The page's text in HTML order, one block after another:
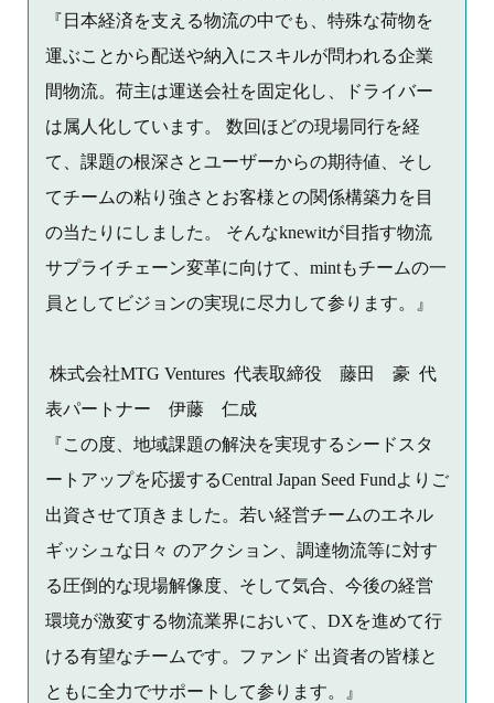
『日本経済を支える物流の中でも、特殊な荷物を
運ぶことから配送や納入にスキルが問われる企業
間物流。荷主は運送会社を固定化し、ドライバー
は属人化しています。 数回ほどの現場同行を経
て、課題の根深さとユーザーからの期待値、そし
てチームの粘り強さとお客様との関係構築力を目
の当たりにしました。 そんなknewitが目指す物流
サプライチェーン変革に向けて、mintもチームの一
員としてビジョンの実現に尽力して参ります。』
株式会社MTG Ventures 代表取締役 藤田 豪 代
表パートナー 伊藤 仁成
『この度、地域課題の解決を実現するシードスタ
ートアップを応援するCentral Japan Seed Fundよりご
出資させて頂きました。若い経営チームのエネル
ギッシュな日々 のアクション、調達物流等に対す
る圧倒的な現場解像度、そして気合、今後の経営
環境が激変する物流業界において、DXを進めて行
ける有望なチームです。ファンド 出資者の皆様と
ともに全力でサポートして参ります。』